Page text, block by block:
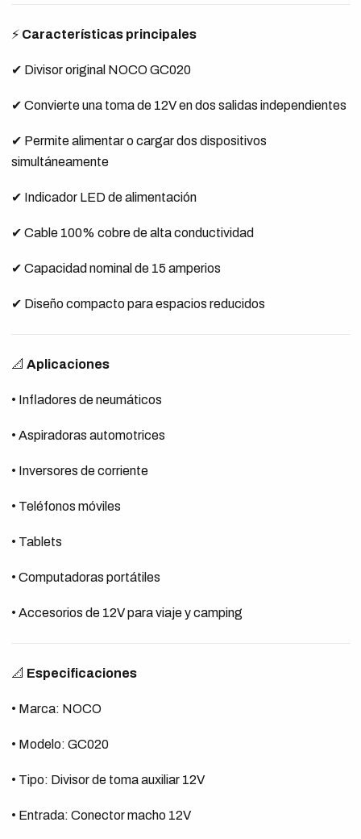
⚡ Características principales
✔ Divisor original NOCO GC020
✔ Convierte una toma de 12V en dos salidas independientes
✔ Permite alimentar o cargar dos dispositivos
simultáneamente
✔ Indicador LED de alimentación
✔ Cable 100% cobre de alta conductividad
✔ Capacidad nominal de 15 amperios
✔ Diseño compacto para espacios reducidos
📐 Aplicaciones
• Infladores de neumáticos
• Aspiradoras automotrices
• Inversores de corriente
• Teléfonos móviles
• Tablets
• Computadoras portátiles
• Accesorios de 12V para viaje y camping
📐 Especificaciones
• Marca: NOCO
• Modelo: GC020
• Tipo: Divisor de toma auxiliar 12V
• Entrada: Conector macho 12V